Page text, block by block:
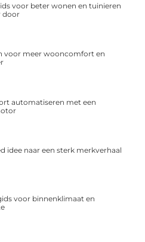
voor beter wonen en tuinieren
door
voor meer wooncomfort en
automatiseren met een
idee naar een sterk merkverhaal
voor binnenklimaat en